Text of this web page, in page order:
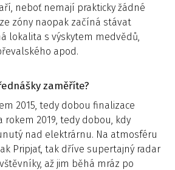
neboť nemají prakticky žádné
zóny naopak začíná stávat
lokalita s výskytem medvědů,
apod.
zaměříte?
2015, tedy dobou finalizace
rokem 2019, tedy dobou, kdy
nad elektrárnu. Na atmosféru
Pripjať, tak dříve supertajný radar
až jim běhá mráz po